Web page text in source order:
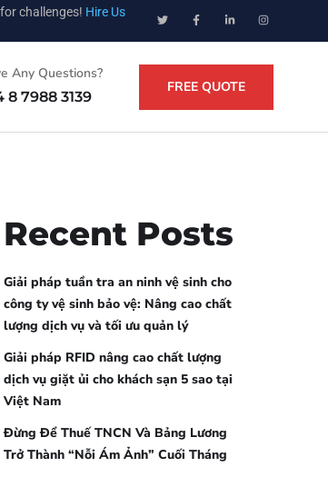
challenges! Hire Us
Any Questions?
8 7988 3139
FREE QUOTE
Recent Posts
Giải pháp tuần tra an ninh vệ sinh cho
công ty vệ sinh bảo vệ: Nâng cao chất
lượng dịch vụ và tối ưu quản lý
Giải pháp RFID nâng cao chất lượng
dịch vụ giặt ủi cho khách sạn 5 sao tại
Việt Nam
Đừng Để Thuế TNCN Và Bảng Lương
Trở Thành “Nỗi Ám Ảnh” Cuối Tháng